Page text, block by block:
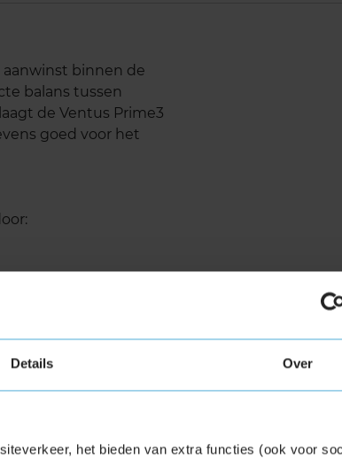
Details Over
het bieden van extra functies (ook voor
aanwinst binnen de
balans tussen
de Ventus Prime3
goed voor het
die perfect op
profielontwerp
natte wegen, goede
en bij hoge